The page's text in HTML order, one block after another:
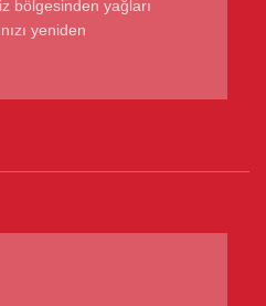
bölgesinden yağları
yeniden